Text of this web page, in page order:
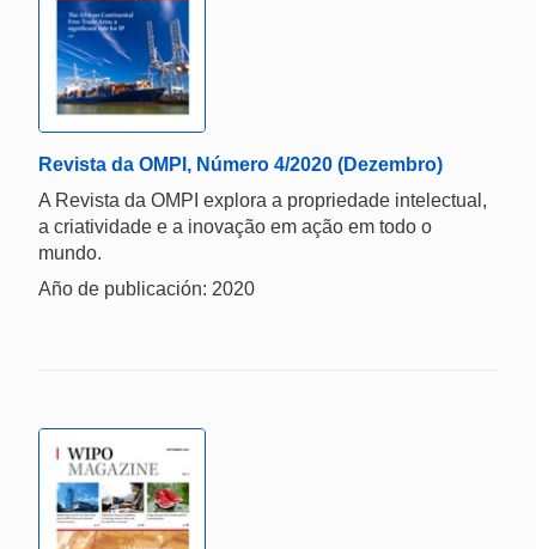
Revista da OMPI, Número 4/2020 (Dezembro)
A Revista da OMPI explora a propriedade intelectual,
a criatividade e a inovação em ação em todo o
mundo.
Año de publicación: 2020